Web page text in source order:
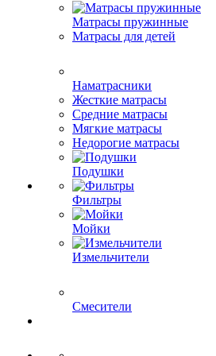
Матрасы пружинные
Матрасы для детей
Наматрасники
Жесткие матрасы
Средние матрасы
Мягкие матрасы
Недорогие матрасы
Подушки
Фильтры
Мойки
Измельчители
Смесители